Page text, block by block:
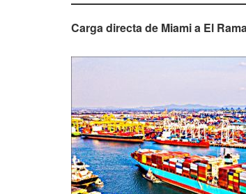
Carga directa de Miami a El